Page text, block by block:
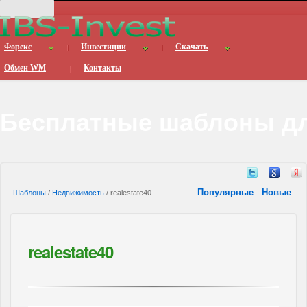
Форекс Инвестиции Скачать
Обмен WM Контакты
Шаблоны / Недвижимость / realestate40 Популярные Новые
realestate40